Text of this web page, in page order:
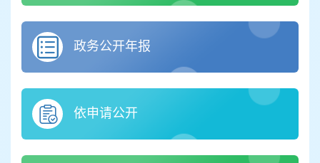
政务公开年报
依申请公开